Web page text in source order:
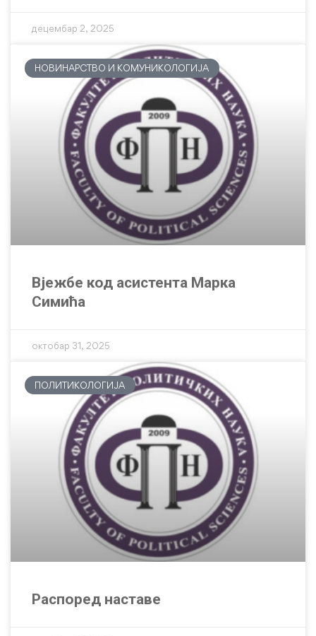
децембар 2, 2025
НОВИНАРСТВО И КОМУНИКОЛОГИЈА
Вјежбе код асистента Марка
Симића
октобар 31, 2025
ПОЛИТИКОЛОГИЈА
Распоред наставе